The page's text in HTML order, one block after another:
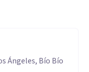
Ángeles, Bío Bío